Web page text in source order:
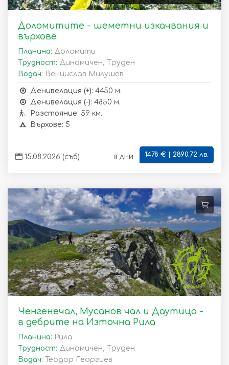
Доломитите - шеметни изкачвания и
върхове
Планина: Доломити
Трудност: Динамичен, Труден
Водач: Венцислав Милушев
Денивелация (+): 4450 м.
Денивелация (-): 4850 м.
Разстояние: 59 км.
Върхове: 5
15.08.2026 (съб) 8 дни 1478 € | 2890.72 лв.
Ченгенечал, Мусанов чал и Даутица -
в дебрите на Източна Рила
Планина: Рила
Трудност: Динамичен, Труден
Водач: Теодор Георгиев